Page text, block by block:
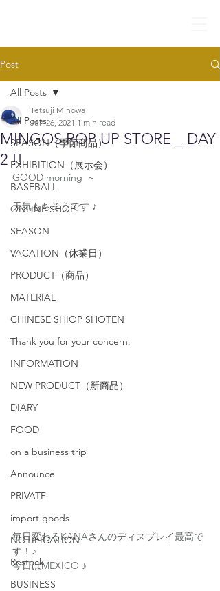
Post
All Posts
SEASON（季節商品）
EXHIBITION（展示会）
BASEBALL
ONLINE SHOP
SEASON
VACATION（休業日）
PRODUCT（商品）
MATERIAL
CHINESE SHIOP SHOTEN
Thank you for your concern.
INFORMATION
NEW PRODUCT（新商品）
DIARY
FOOD
on a business trip
Announce
PRIVATE
import goods
NOTIFICATION
Restock
BUSINESS
All Posts
MINGOS POP UP STORE _ DAY
2 !!
Tetsuji Minowa
Jun 26, 2021 1 min read
GOOD morning  ~
天気もちそうです ♪
毎日変わるKANAさんのディスプレイ最高で
す！♪
今日はMEXICO ♪